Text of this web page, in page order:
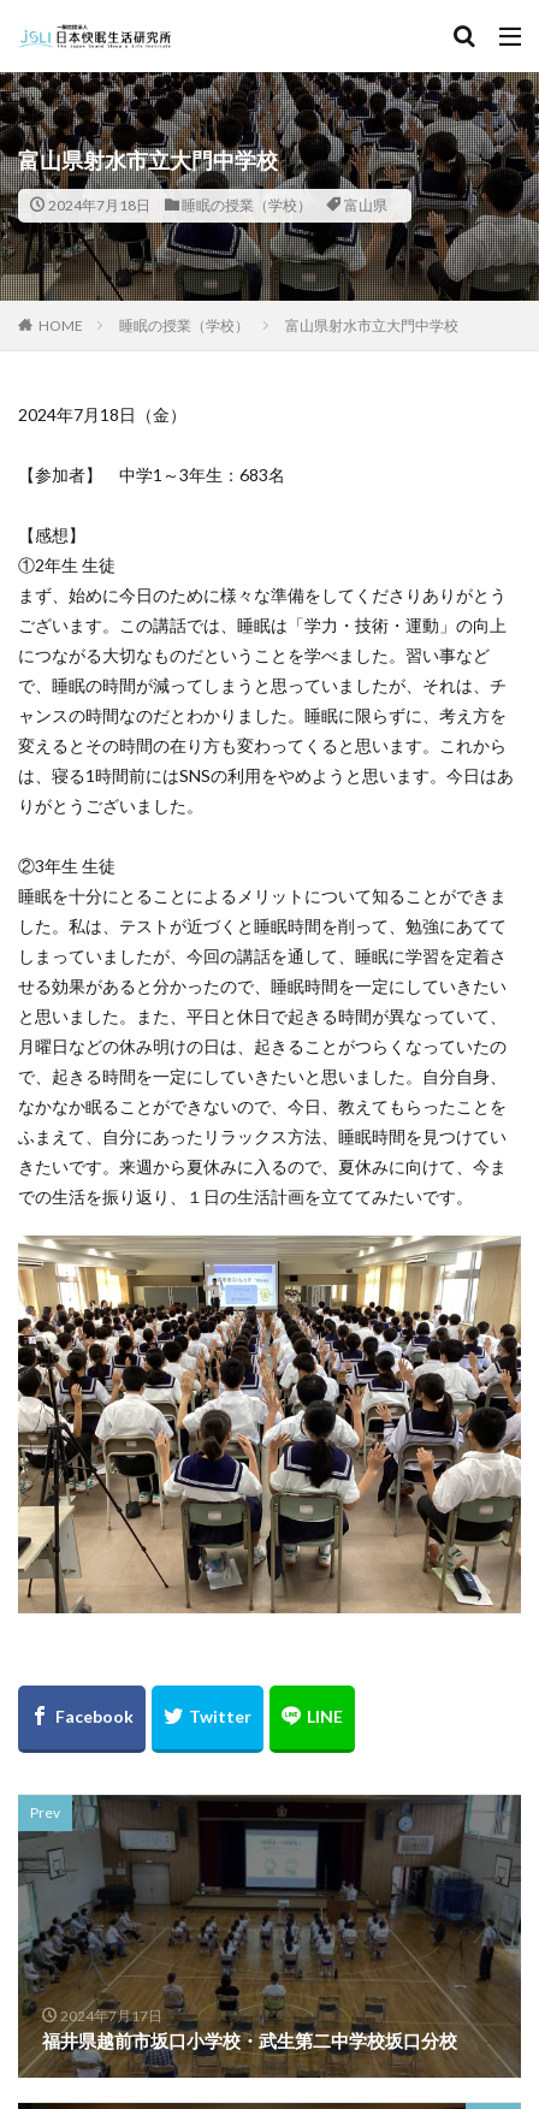
富山県射水市立大門中学校
2024年7月18日 睡眠の授業（学校） 富山県
HOME 睡眠の授業（学校） 富山県射水市立大門中学校
2024年7月18日（金）
【参加者】 中学1～3年生：683名
【感想】
①2年生 生徒
まず、始めに今日のために様々な準備をしてくださりありがとう
ございます。この講話では、睡眠は「学力・技術・運動」の向上
につながる大切なものだということを学べました。習い事など
で、睡眠の時間が減ってしまうと思っていましたが、それは、チ
ャンスの時間なのだとわかりました。睡眠に限らずに、考え方を
変えるとその時間の在り方も変わってくると思います。これから
は、寝る1時間前にはSNSの利用をやめようと思います。今日はあ
りがとうございました。
②3年生 生徒
睡眠を十分にとることによるメリットについて知ることができま
した。私は、テストが近づくと睡眠時間を削って、勉強にあてて
しまっていましたが、今回の講話を通して、睡眠に学習を定着さ
せる効果があると分かったので、睡眠時間を一定にしていきたい
と思いました。また、平日と休日で起きる時間が異なっていて、
月曜日などの休み明けの日は、起きることがつらくなっていたの
で、起きる時間を一定にしていきたいと思いました。自分自身、
なかなか眠ることができないので、今日、教えてもらったことを
ふまえて、自分にあったリラックス方法、睡眠時間を見つけてい
きたいです。来週から夏休みに入るので、夏休みに向けて、今ま
での生活を振り返り、１日の生活計画を立ててみたいです。
Prev
2024年7月17日
福井県越前市坂口小学校・武生第二中学校坂口分校
カテゴリー
タグ
北海道 青森県 秋田県 茨城県
埼玉県
千葉県
東京都 富山県 石川県
福井県
長野県
滋賀県 京都府 島根県
山口県